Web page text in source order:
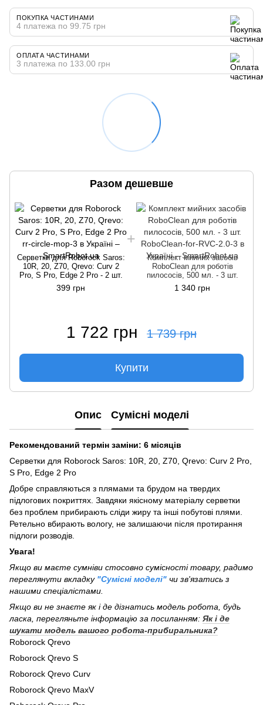
ПОКУПКА ЧАСТИНАМИ
4 платежа по 99.75 грн
ОПЛАТА ЧАСТИНАМИ
3 платежа по 133.00 грн
Разом дешевше
Серветки для Roborock Saros:
10R, 20, Z70, Qrevo: Curv 2
Pro, S Pro, Edge 2 Pro - 2 шт.
399 грн
Комплект мийних засобів
RoboClean для роботів
пилососів, 500 мл. - 3 шт.
1 340 грн
1 722 грн 1 739 грн
Купити
Опис Сумісні моделі
Рекомендований термін заміни: 6 місяців
Серветки для Roborock Saros: 10R, 20, Z70, Qrevo: Curv 2 Pro,
S Pro, Edge 2 Pro
Добре справляються з плямами та брудом на твердих
підлогових покриттях. Завдяки якісному матеріалу серветки
без проблем прибирають сліди жиру та інші побутові плями.
Ретельно вбирають вологу, не залишаючи після протирання
підлоги розводів.
Увага!
Якщо ви маєте сумніви стосовно сумісності товару, радимо
переглянути вкладку "Сумісні моделі" чи зв'язатись з
нашими спеціалістами.
Якщо ви не знаєте як і де дізнатись модель робота, будь
ласка, перегляньте інформацію за посиланням: Як і де
шукати модель вашого робота-прибиральника?
Roborock Qrevo
Roborock Qrevo S
Roborock Qrevo Curv
Roborock Qrevo MaxV